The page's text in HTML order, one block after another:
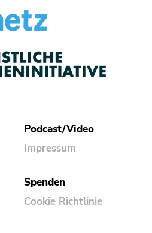
Podcast/Video
Impressum
Spenden
Cookie Richtlinie